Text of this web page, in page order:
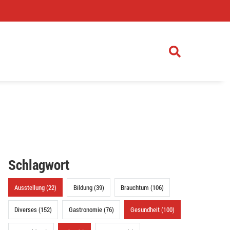
Schlagwort
Ausstellung (22) Bildung (39) Brauchtum (106)
Diverses (152) Gastronomie (76) Gesundheit (100)